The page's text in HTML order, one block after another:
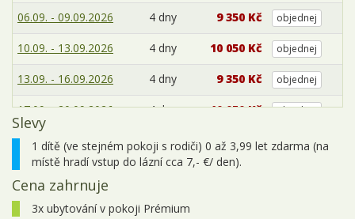
06.09. - 09.09.2026 4 dny 9 350 Kč objednej
10.09. - 13.09.2026 4 dny 10 050 Kč objednej
13.09. - 16.09.2026 4 dny 9 350 Kč objednej
17.09. - 20.09.2026 4 dny 10 050 Kč objednej
20.09. - 23.09.2026 4 dny 9 350 Kč objednej
24.09. - 27.09.2026 4 dny 10 050 Kč
27.09. - 30.09.2026 4 dny
Slevy
1 dítě (ve stejném pokoji s rodiči) 0 až 3,99 let zdarma (na
místě hradí vstup do lázní cca 7,- €/ den).
Cena zahrnuje
3x ubytování v pokoji Prémium